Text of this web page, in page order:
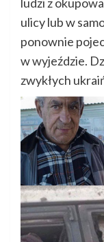
ulicy lub w
ponownie
w wyjeździe.
zwykłych